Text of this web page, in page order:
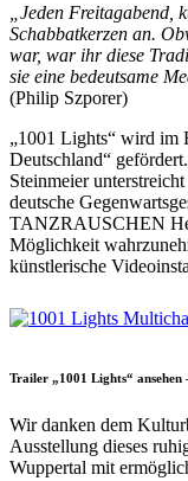
„Jeden Freitagabend,
Schabbatkerzen an.
war, war ihr diese
sie eine bedeutsame
(Philip Szporer)
„1001 Lights“ wird im
Deutschland“
Steinmeier
deutsche
TANZRAUSCHEN
Möglichkeit
künstlerische
Trailer „1001 Lights“
Wir danken dem
Ausstellung dieses
Wuppertal mit